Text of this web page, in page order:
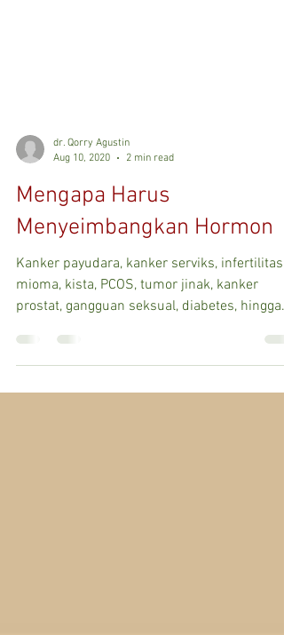
dr. Qorry Agustin
Aug 10, 2020
2 min read
Mengapa Harus
Menyeimbangkan Hormon
Kanker payudara, kanker serviks, infertilitas,
mioma, kista, PCOS, tumor jinak, kanker